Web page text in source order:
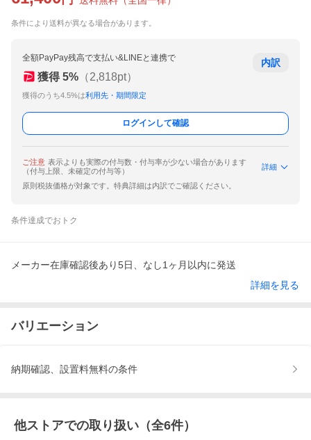
条件により送料が異なる場合があります。
全額PayPay残高で支払い&LINEと連携で
獲得 5% （2,818pt）
獲得のうち4.5%は利用先・期間限定
内訳
ログインして確認
ご注意 表示よりも実際の付与数・付与率が少ない場合があります
（付与上限、未確定の付与等）
詳細
原則税抜価格が対象です。特典詳細は内訳でご確認ください。
条件達成でおトク
メーカー在庫確認後あり5日、なし1ヶ月以内に発送
詳細を見る
バリエーション
納期確認、設置料無料の条件
他ストアでの取り扱い（全6件）